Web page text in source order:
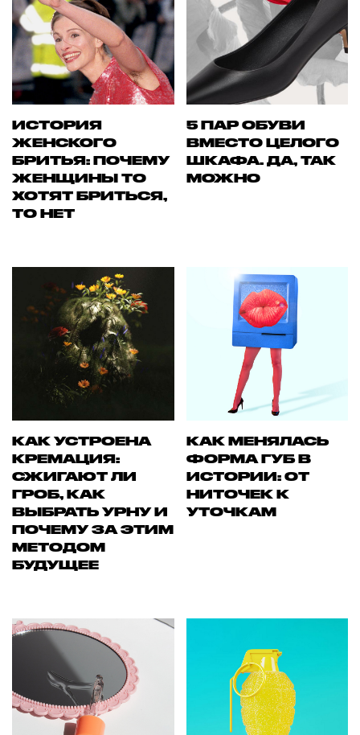
ИСТОРИЯ
ЖЕНСКОГО
БРИТЬЯ: ПОЧЕМУ
ЖЕНЩИНЫ ТО
ХОТЯТ БРИТЬСЯ,
ТО НЕТ
5 ПАР ОБУВИ
ВМЕСТО ЦЕЛОГО
ШКАФА. ДА, ТАК
МОЖНО
КАК УСТРОЕНА
КРЕМАЦИЯ:
СЖИГАЮТ ЛИ
ГРОБ, КАК
ВЫБРАТЬ УРНУ И
ПОЧЕМУ ЗА ЭТИМ
МЕТОДОМ
БУДУЩЕЕ
КАК МЕНЯЛАСЬ
ФОРМА ГУБ В
ИСТОРИИ: ОТ
НИТОЧЕК К
УТОЧКАМ